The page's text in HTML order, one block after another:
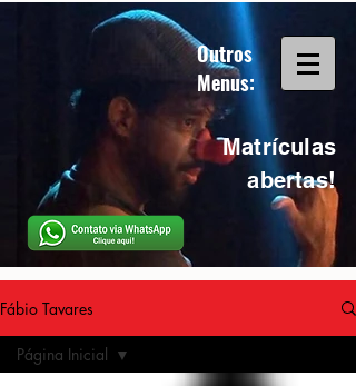
Outros
Menus:
Matrículas
abertas!
Fábio Tavares
Página Inicial